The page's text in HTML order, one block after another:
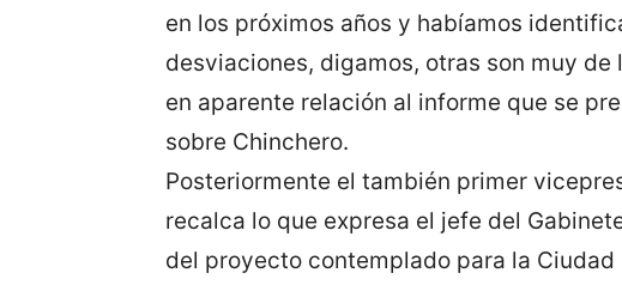
en los próximos años y habíamos
desviaciones, digamos, otras son muy de
en aparente relación al informe que se
sobre Chinchero.
Posteriormente el también primer
recalca lo que expresa el jefe del
del proyecto contemplado para la